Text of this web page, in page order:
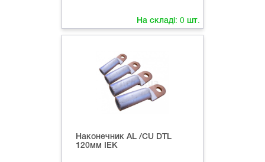
На складі: 0 шт.
Наконечник AL /CU DTL
120мм IEK